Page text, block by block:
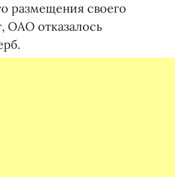
размещения своего
ОАО отказалось